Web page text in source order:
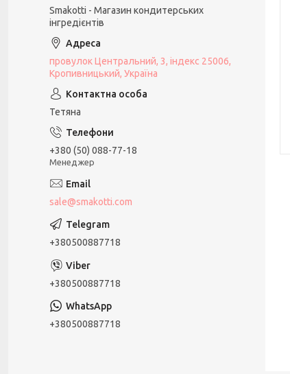
Smakotti - Магазин кондитерських
інгредієнтів
провулок Центральний, 3, індекс 25006,
Кропивницький, Україна
Тетяна
+380 (50) 088-77-18
Менеджер
sale@smakotti.com
+380500887718
+380500887718
+380500887718